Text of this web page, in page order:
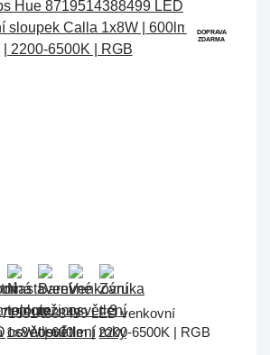
DOPRAVA
ZDARMA
LED venkovní
1x8W | 600lm | 2200-6500K | RGB